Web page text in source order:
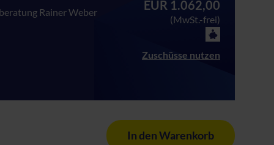
Rainer Weber
EUR 1.062,00
(MwSt.-frei)
Zuschüsse nutzen
In den Warenkorb